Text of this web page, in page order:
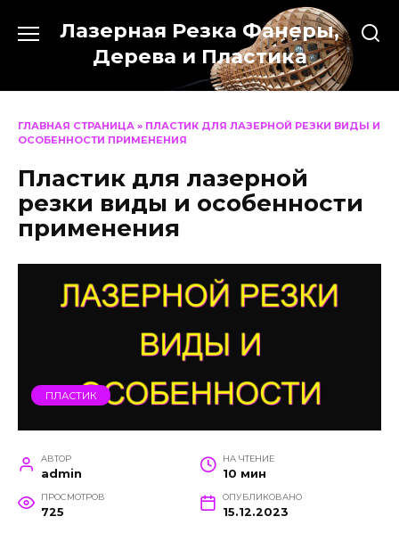
содержанию
Лазерная Резка Фанеры,
Дерева и Пластика
ГЛАВНАЯ СТРАНИЦА » ПЛАСТИК ДЛЯ ЛАЗЕРНОЙ РЕЗКИ ВИДЫ И
ОСОБЕННОСТИ ПРИМЕНЕНИЯ
Пластик для лазерной
резки виды и особенности
применения
ПЛАСТИК
АВТОР
admin
НА ЧТЕНИЕ
10 мин
ПРОСМОТРОВ
725
ОПУБЛИКОВАНО
15.12.2023